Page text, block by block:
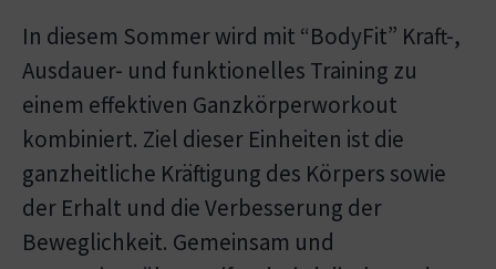
In diesem Sommer wird mit “BodyFit” Kraft-,
Ausdauer- und funktionelles Training zu
einem effektiven Ganzkörperworkout
kombiniert. Ziel dieser Einheiten ist die
ganzheitliche Kräftigung des Körpers sowie
der Erhalt und die Verbesserung der
Beweglichkeit. Gemeinsam und